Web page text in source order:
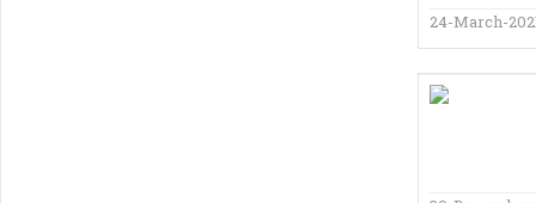
24-March-